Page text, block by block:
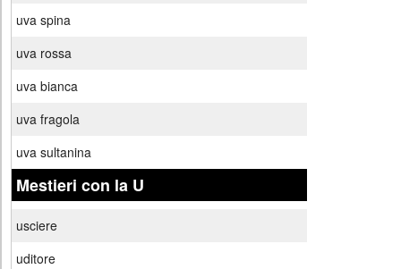
uva spina
uva rossa
uva bianca
uva fragola
uva sultanina
Mestieri con la U
usciere
uditore